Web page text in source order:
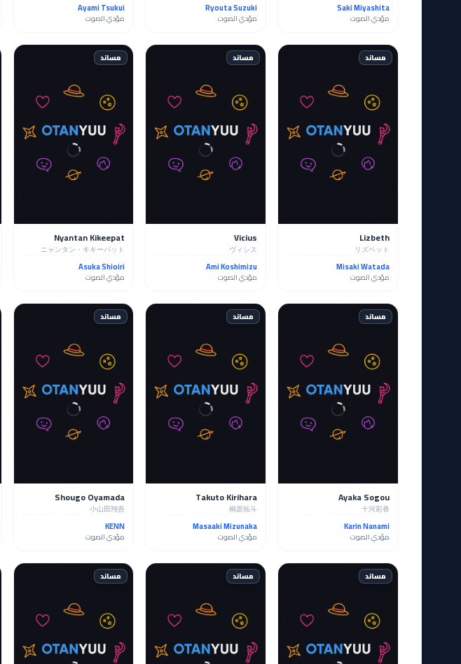
Saki Miyashita
مؤدي الصوت
Ryouta Suzuki
مؤدي الصوت
Ayami Tsukui
مؤدي الصوت
مساند
Lizbeth
リズベット
Misaki Watada
مؤدي الصوت
مساند
Vicius
ヴィシス
Ami Koshimizu
مؤدي الصوت
مساند
Nyantan Kikeepat
ニャンタン・キキーパット
Asuka Shioiri
مؤدي الصوت
مساند
Ayaka Sogou
十河彩香
Karin Nanami
مؤدي الصوت
مساند
Takuto Kirihara
桐原拓斗
Masaaki Mizunaka
مؤدي الصوت
مساند
Shougo Oyamada
小山田翔吾
KENN
مؤدي الصوت
مساند مساند مساند